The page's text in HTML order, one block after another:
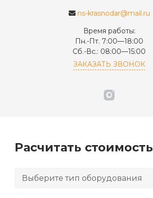
ns-krasnodar@mail.ru
Время работы:
Пн.-Пт. 7:00—18:00
Сб.-Вс.: 08:00—15:00
ЗАКАЗАТЬ ЗВОНОК
Расчитать стоимость